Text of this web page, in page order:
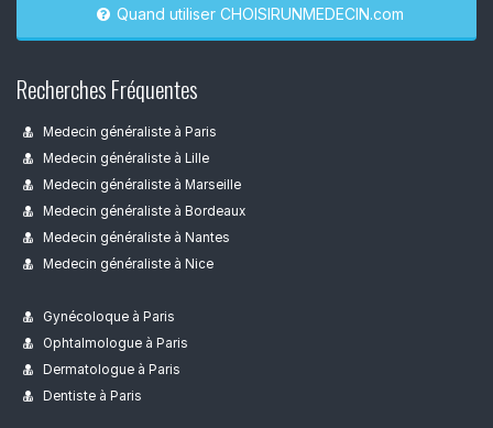
Quand utiliser CHOISIRUNMEDECIN.com
Recherches Fréquentes
Medecin généraliste à Paris
Medecin généraliste à Lille
Medecin généraliste à Marseille
Medecin généraliste à Bordeaux
Medecin généraliste à Nantes
Medecin généraliste à Nice
Gynécoloque à Paris
Ophtalmologue à Paris
Dermatologue à Paris
Dentiste à Paris